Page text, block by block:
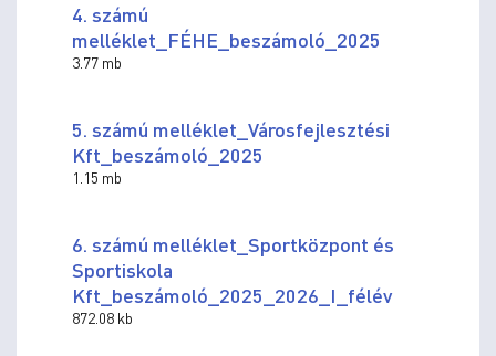
4. számú
melléklet_FÉHE_beszámoló_2025
3.77 mb
5. számú melléklet_Városfejlesztési
Kft_beszámoló_2025
1.15 mb
6. számú melléklet_Sportközpont és
Sportiskola
Kft_beszámoló_2025_2026_I_félév
872.08 kb